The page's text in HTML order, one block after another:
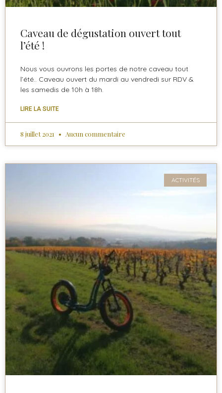
Caveau de dégustation ouvert tout
l’été !
Nous vous ouvrons les portes de notre caveau tout
l’été.. Caveau ouvert du mardi au vendredi sur RDV &
les samedis de 10h à 18h.
LIRE LA SUITE
8 juillet 2021 Aucun commentaire
ACTIVITÉS